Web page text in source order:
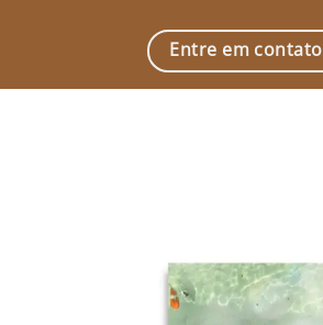
Entre em contato